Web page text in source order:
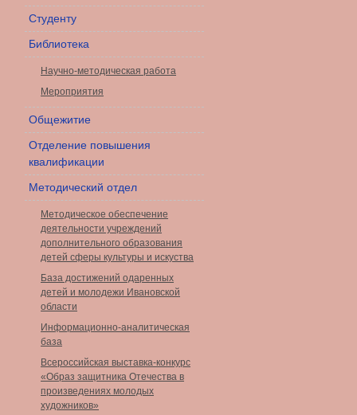
Студенту
Библиотека
Научно-методическая работа
Мероприятия
Общежитие
Отделение повышения
квалификации
Методический отдел
Методическое обеспечение
деятельности учреждений
дополнительного образования
детей сферы культуры и искуства
База достижений одаренных
детей и молодежи Ивановской
области
Информационно-аналитическая
база
Всероссийская выставка-конкурс
«Образ защитника Отечества в
произведениях молодых
художников»